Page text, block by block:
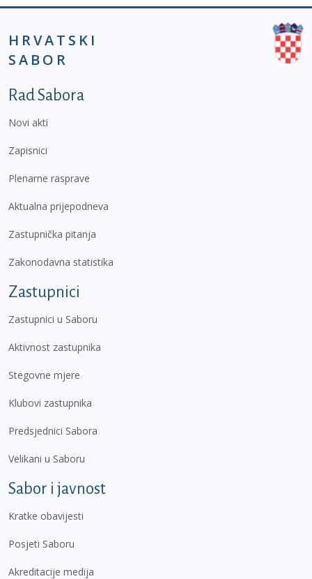
HRVATSKI
SABOR
Podnožje prvi izbornik
Rad Sabora
Novi akti
Zapisnici
Plenarne rasprave
Aktualna prijepodneva
Zastupnička pitanja
Zakonodavna statistika
Zastupnici
Zastupnici u Saboru
Aktivnost zastupnika
Stegovne mjere
Klubovi zastupnika
Predsjednici Sabora
Velikani u Saboru
Sabor i javnost
Kratke obavijesti
Posjeti Saboru
Akreditacije medija